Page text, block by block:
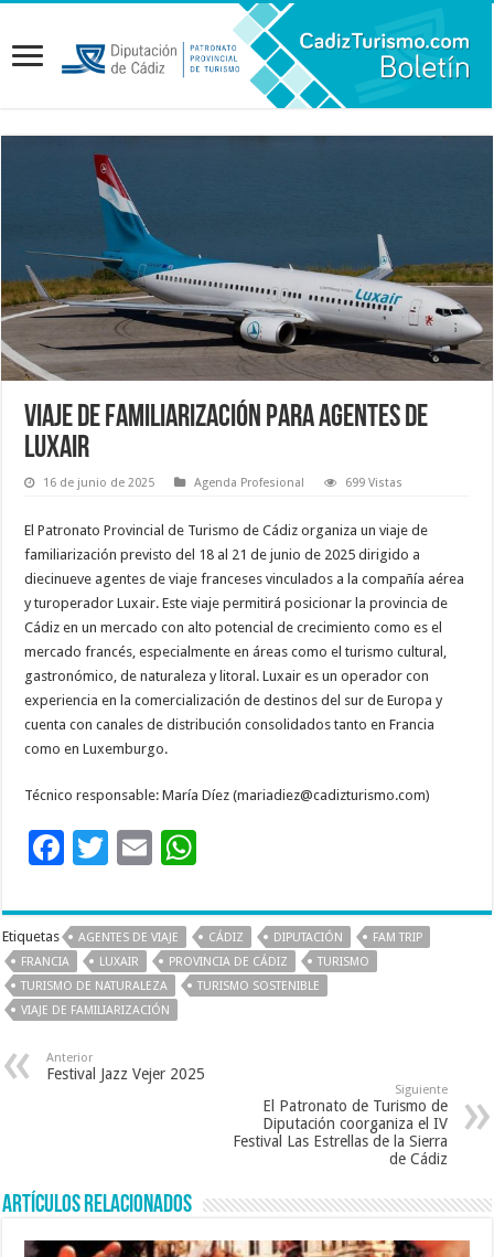
Viaje de familiarización para agentes de
Luxair
16 de junio de 2025 Agenda Profesional 699 Vistas
El Patronato Provincial de Turismo de Cádiz organiza un viaje de
familiarización previsto del 18 al 21 de junio de 2025 dirigido a
diecinueve agentes de viaje franceses vinculados a la compañía aérea
y turoperador Luxair. Este viaje permitirá posicionar la provincia de
Cádiz en un mercado con alto potencial de crecimiento como es el
mercado francés, especialmente en áreas como el turismo cultural,
gastronómico, de naturaleza y litoral. Luxair es un operador con
experiencia en la comercialización de destinos del sur de Europa y
cuenta con canales de distribución consolidados tanto en Francia
como en Luxemburgo.
Técnico responsable: María Díez (mariadiez@cadizturismo.com)
F
e
b
o
o
k
T
tt
er
E
ai
l
at
sA
p
Etiquetas AGENTES DE VIAJE CÁDIZ DIPUTACIÓN
FAM TRIP
FRANCIA
LUXAIR PROVINCIA DE CÁDIZ
TURISMO
TURISMO DE NATURALEZA
TURISMO SOSTENIBLE
VIAJE DE FAMILIARIZACIÓN
Anterior
Festival Jazz Vejer 2025
Siguiente
El Patronato de Turismo de
Diputación coorganiza el IV
Festival Las Estrellas de la Sierra
de Cádiz
Artículos relacionados